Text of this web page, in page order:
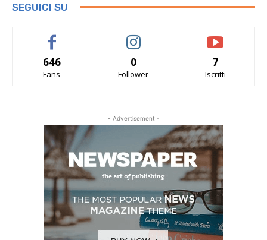
SEGUICI SU
646
Fans
0
Follower
7
Iscritti
- Advertisement -